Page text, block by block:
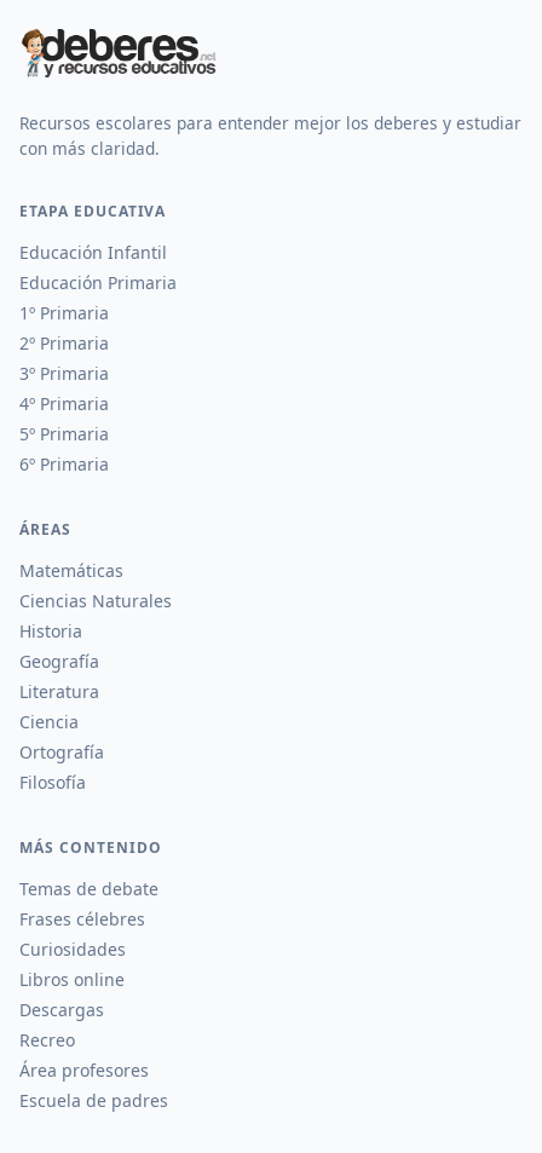
Recursos escolares para entender mejor los deberes y estudiar
con más claridad.
ETAPA EDUCATIVA
Educación Infantil
Educación Primaria
1º Primaria
2º Primaria
3º Primaria
4º Primaria
5º Primaria
6º Primaria
ÁREAS
Matemáticas
Ciencias Naturales
Historia
Geografía
Literatura
Ciencia
Ortografía
Filosofía
MÁS CONTENIDO
Temas de debate
Frases célebres
Curiosidades
Libros online
Descargas
Recreo
Área profesores
Escuela de padres